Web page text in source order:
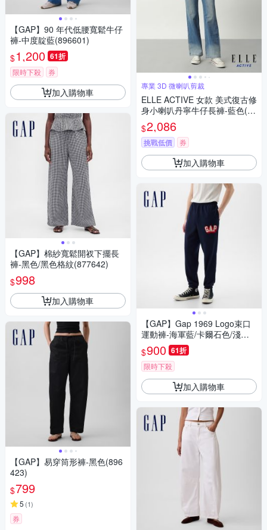
【GAP】90 年代低腰寬鬆牛仔
褲-中度靛藍(896601)
$1,200 61折
限時下殺 券
加入購物車
【GAP】棉紗寬鬆開衩下擺長
褲-黑色/黑色格紋(877642)
$998
加入購物車
【GAP】易穿筒形褲-黑色(896
423)
$799
5 (1)
券
專業 3D 微喇叭剪裁
ELLE ACTIVE 女款 美式復古修
身小喇叭丹寧牛仔長褲-藍色(E
A26S2W3403#35)
$2,086
挑戰低價 券
加入購物車
【GAP】Gap 1969 Logo束口
運動褲-海軍藍/卡爾石色/淺麻
灰/黑色(891433)
$900 61折
限時下殺
加入購物車